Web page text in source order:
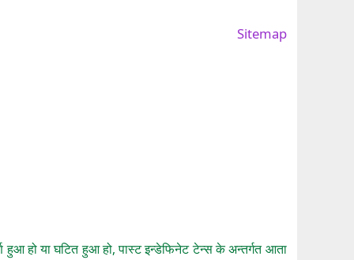
Sitemap
हो या घटित हुआ हो, पास्ट इन्डेफिनेट टेन्स के अन्तर्गत आता